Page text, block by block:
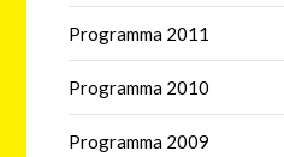
Programma 2011
Programma 2010
Programma 2009